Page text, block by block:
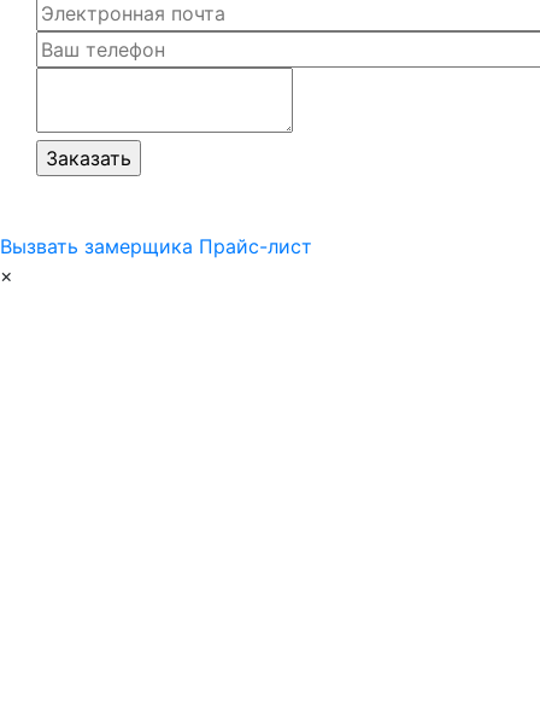
Вызвать замерщика Прайс-лист
×